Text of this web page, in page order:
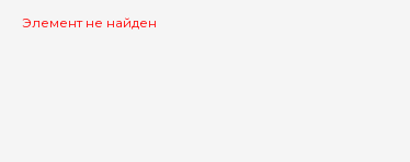
Элемент не найден